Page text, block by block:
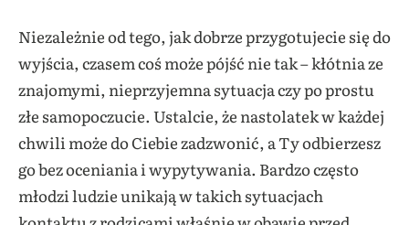
Niezależnie od tego, jak dobrze przygotujecie się do
wyjścia, czasem coś może pójść nie tak – kłótnia ze
znajomymi, nieprzyjemna sytuacja czy po prostu
złe samopoczucie. Ustalcie, że nastolatek w każdej
chwili może do Ciebie zadzwonić, a Ty odbierzesz
go bez oceniania i wypytywania. Bardzo często
młodzi ludzie unikają w takich sytuacjach